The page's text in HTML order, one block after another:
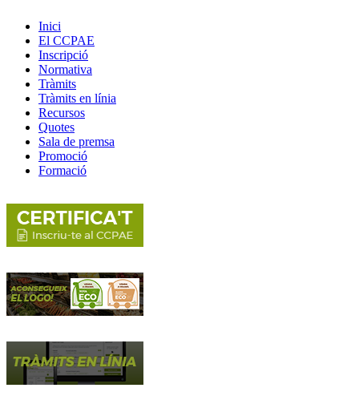
Inici
El CCPAE
Inscripció
Normativa
Tràmits
Tràmits en línia
Recursos
Quotes
Sala de premsa
Promoció
Formació